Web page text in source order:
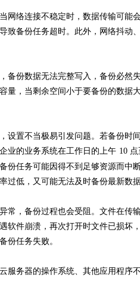
网络连接不稳定时，数据传输可
致备份任务超时。此外，网络抖
备份数据无法完整写入，备份必然
量，当剩余空间小于要备份的数
设置不当极易引发问题。若备份
业的业务系统在工作日的上午 10
份任务可能因得不到足够资源而
过低，又可能无法及时备份最新数
常，备份过程也会受阻。文件在
软件崩溃，再次打开时文件已损
份任务失败。
服务器的操作系统、其他应用程
紫外打标系列：新一代